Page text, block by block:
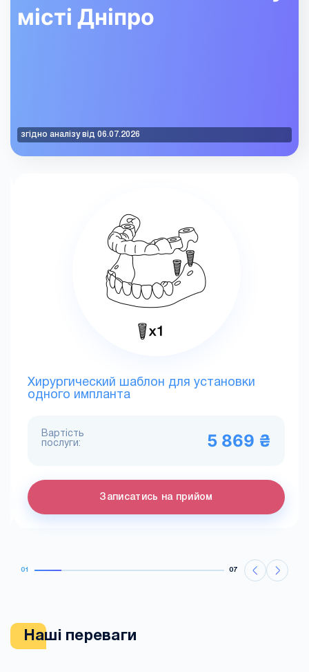
місті Дніпро
згідно аналізу від 06.07.2026
Хирургический шаблон для установки
одного импланта
Вартість
послуги:
5 869 ₴
Записатись на прийом
01 07
Наші переваги